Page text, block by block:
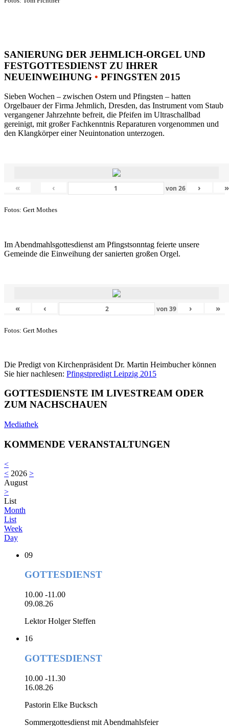
SANIERUNG DER JEHMLICH-ORGEL UND
FESTGOTTESDIENST ZU IHRER
NEUEINWEIHUNG • PFINGSTEN 2015
Sieben Wochen – zwischen Ostern und Pfingsten – hatten
Orgelbauer der Firma Jehmlich, Dresden, das Instrument vom Staub
vergangener Jahrzehnte befreit, die Pfeifen im Ultraschallbad
gereinigt, mit großer Fachkenntnis Reparaturen vorgenommen und
den Klangkörper einer Neuintonation unterzogen.
« ‹ von 26 › »
Fotos: Gert Mothes
Im Abendmahlsgottesdienst am Pfingstsonntag feierte unsere
Gemeinde die Einweihung der sanierten großen Orgel.
« ‹ von39 › »
Fotos: Gert Mothes
Die Predigt von Kirchenpräsident Dr. Martin Heimbucher können
Sie hier nachlesen: Pfingstpredigt Leipzig 2015
GOTTESDIENSTE IM LIVESTREAM ODER
ZUM NACHSCHAUEN
Mediathek
KOMMENDE VERANSTALTUNGEN
<
< 2026 >
August
>
List
Month
List
Week
Day
09
GOTTESDIENST
10.00 -11.00
09.08.26
Lektor Holger Steffen
16
GOTTESDIENST
10.00 -11.30
16.08.26
Pastorin Elke Bucksch
Sommergottesdienst mit Abendmahlsfeier